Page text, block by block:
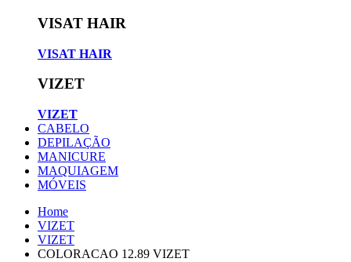
VISAT HAIR
VISAT HAIR
VIZET
VIZET
CABELO
DEPILAÇÃO
MANICURE
MAQUIAGEM
MÓVEIS
Home
VIZET
VIZET
COLORACAO 12.89 VIZET